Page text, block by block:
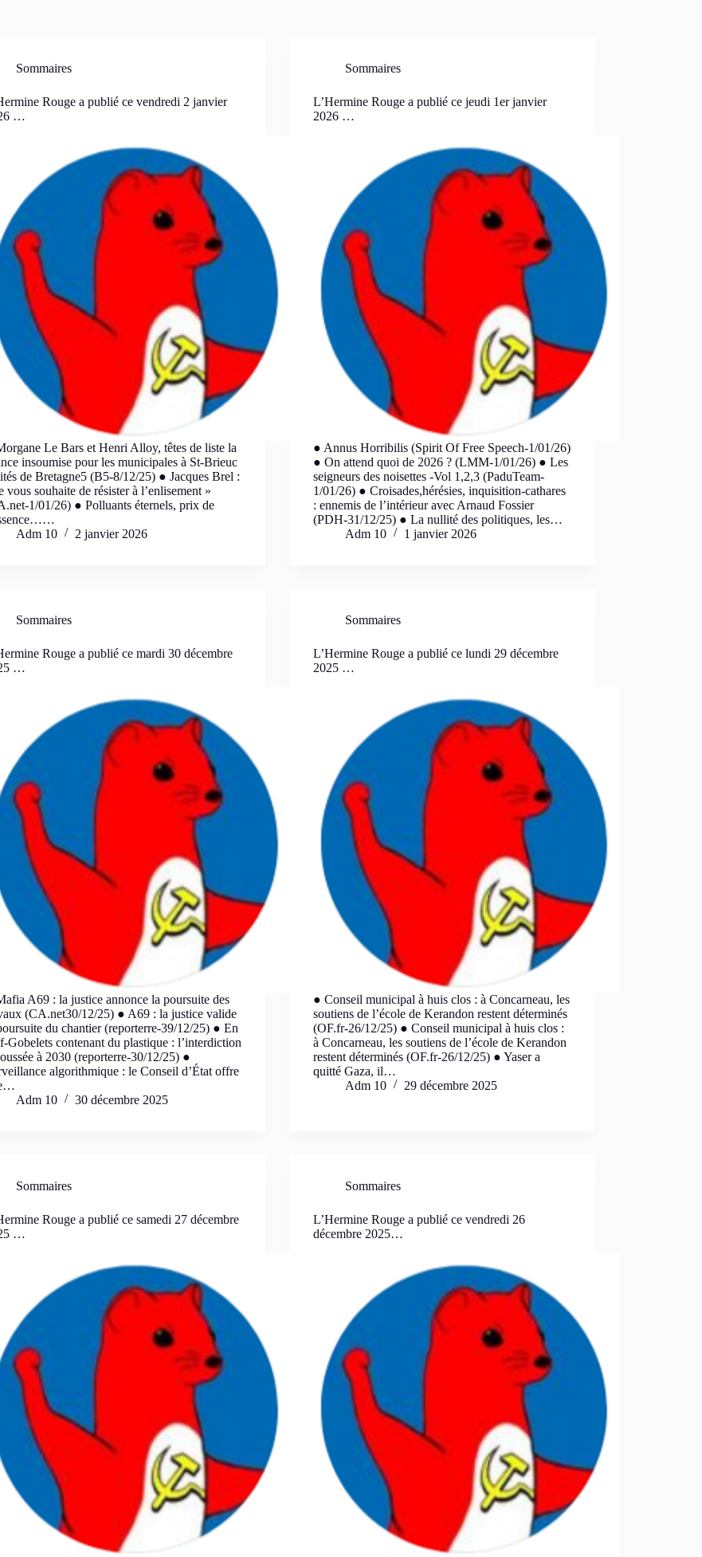
Sommaires
Rouge a publié ce vendredi 2 janvier
…
Le Bars et Henri Alloy, têtes de liste la
insoumise pour les municipales à St-Brieuc
de Bretagne5 (B5-8/12/25) ● Jacques Brel :
vous souhaite de résister à l’enlisement »
1/01/26) ● Polluants éternels, prix de
Adm 10
2 janvier 2026
Sommaires
L’Hermine Rouge a publié ce jeudi 1er janvier
2026 …
● Annus Horribilis (Spirit Of Free Speech-1/01/26)
● On attend quoi de 2026 ? (LMM-1/01/26) ● Les
seigneurs des noisettes -Vol 1,2,3 (PaduTeam-
1/01/26) ● Croisades,hérésies, inquisition-cathares
: ennemis de l’intérieur avec Arnaud Fossier
(PDH-31/12/25) ● La nullité des politiques, les…
Adm 10
1 janvier 2026
Sommaires
Rouge a publié ce mardi 30 décembre
…
A69 : la justice annonce la poursuite des
(CA.net30/12/25) ● A69 : la justice valide
du chantier (reporterre-39/12/25) ● En
Gobelets contenant du plastique : l’interdiction
à 2030 (reporterre-30/12/25) ●
algorithmique : le Conseil d’État offre
Adm 10
30 décembre 2025
Sommaires
L’Hermine Rouge a publié ce lundi 29 décembre
2025 …
● Conseil municipal à huis clos : à Concarneau, les
soutiens de l’école de Kerandon restent déterminés
(OF.fr-26/12/25) ● Conseil municipal à huis clos :
à Concarneau, les soutiens de l’école de Kerandon
restent déterminés (OF.fr-26/12/25) ● Yaser a
quitté Gaza, il…
Adm 10
29 décembre 2025
Sommaires
Rouge a publié ce samedi 27 décembre
…
Sommaires
L’Hermine Rouge a publié ce vendredi 26
décembre 2025…